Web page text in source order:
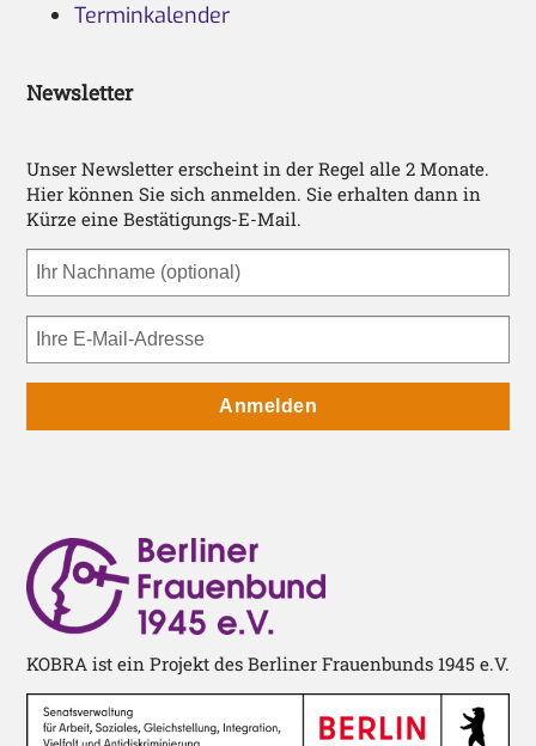
Terminkalender
Newsletter
Unser Newsletter erscheint in der Regel alle 2 Monate.
Hier können Sie sich anmelden. Sie erhalten dann in
Kürze eine Bestätigungs-E-Mail.
Anmelden
KOBRA ist ein Projekt des Berliner Frauenbunds 1945 e.V.